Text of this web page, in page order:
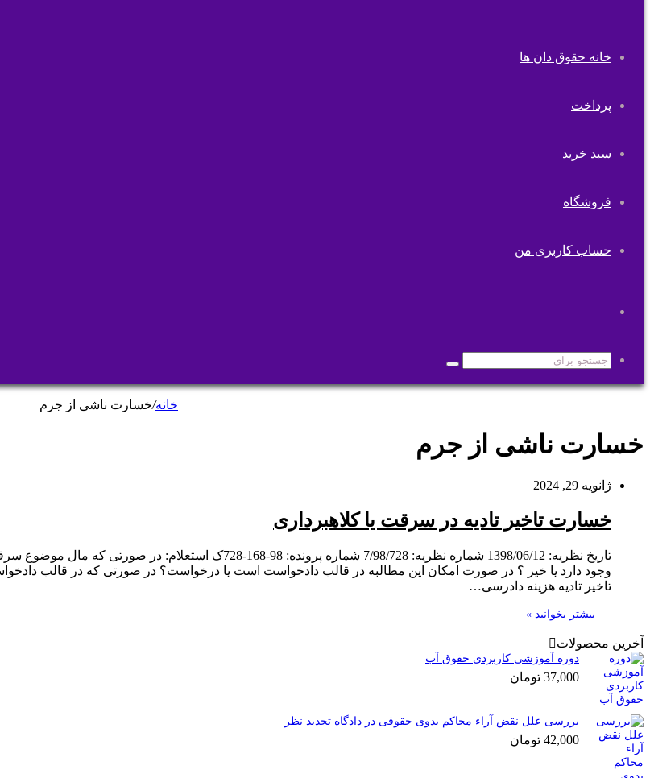
خانه حقوق دان ها
پرداخت
سبد خرید
فروشگاه
حساب کاربری من
پوسته
جستجو
برای
خانه/خسارت ناشی از جرم
خسارت ناشی از جرم
ژانویه 29, 2024
خسارت تاخیر تادیه در سرقت یا کلاهبرداری
تاریخ نظریه: 1398/06/12 شماره نظریه: 7/98/728 شماره پرونده:
وجود دارد یا خیر ؟ در صورت امکان این مطالبه در قالب دادخواست است یا درخواست؟ در صورتی که در قالب
تاخیر تادیه هزینه دادرسی…
بیشتر بخوانید »
آخرین محصولات
دوره آموزشی کاربردی حقوق آب
37,000 تومان
بررسی علل نقض آراء محاکم بدوی حقوقی در دادگاه تجدید نظر
42,000 تومان